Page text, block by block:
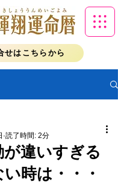
せはこちらから
違いすぎる
時は・・・
読了時間: 2分